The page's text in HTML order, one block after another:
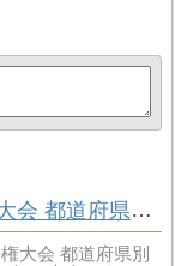
第105回 全国高等学校野球選手権大会 都道府県別出場校数
大会 都道府県別